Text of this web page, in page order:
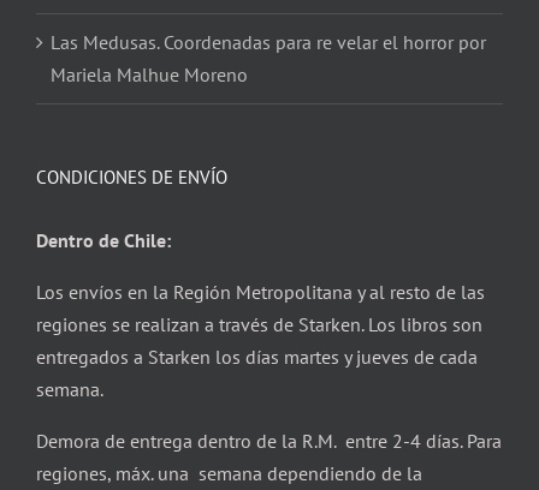
Las Medusas. Coordenadas para re velar el horror por
Mariela Malhue Moreno
CONDICIONES DE ENVÍO
Dentro de Chile:
Los envíos en la Región Metropolitana y al resto de las
regiones se realizan a través de Starken. Los libros son
entregados a Starken los días martes y jueves de cada
semana.
Demora de entrega dentro de la R.M. entre 2-4 días. Para
regiones, máx. una semana dependiendo de la